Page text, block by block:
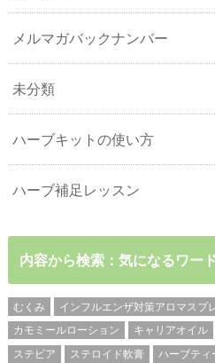
メルマガバックナンバー
未分類
ハーブキットの使い方
ハーブ補足レッスン
内容から検索：気になるワー
むくみ インフルエンザ対策アロマスプ
カモミールローション
キャリアオイル
ステビア
ステロイド軟膏 ハーブティ